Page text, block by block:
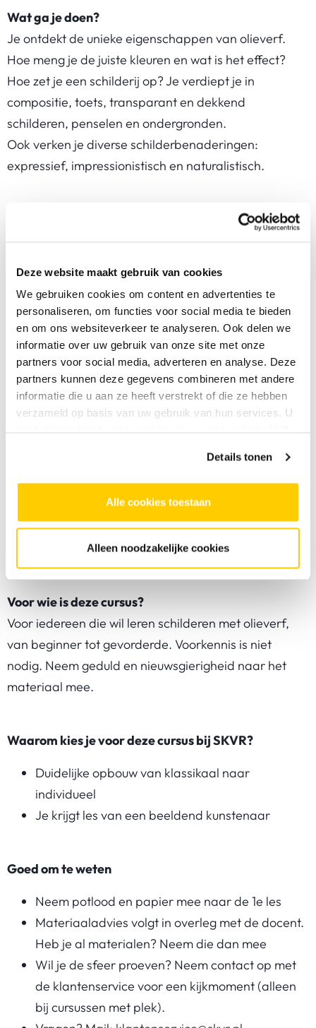
Deze website maakt gebruik van cookies
We gebruiken cookies om content en advertenties te
personaliseren, om functies voor social media te bieden
en om ons websiteverkeer te analyseren. Ook delen we
informatie over uw gebruik van onze site met onze
partners voor social media, adverteren en analyse. Deze
partners kunnen deze gegevens combineren met andere
informatie die u aan ze heeft verstrekt of die ze hebben
verzameld op basis van uw gebruik van hun services. U
Details tonen
Alle cookies toestaan
Alleen noodzakelijke cookies
Wat ga je doen?
Je ontdekt de unieke eigenschappen van olieverf.
Hoe meng je de juiste kleuren en wat is het effect?
Hoe zet je een schilderij op? Je verdiept je in
compositie, toets, transparant en dekkend
schilderen, penselen en ondergronden.
Ook verken je diverse schilderbenaderingen:
expressief, impressionistisch en naturalistisch.
begeleiding van je kunstdocent, passend bij wat jij
maken. Zo ontwikkel jij je eigen schildervaardigheden
en bouw je je repertoire op.
Wat leer je?
Kleuren mengen en begrijpen hoe kleurgebruik
samenhangt met de olieverftechniek
Een schilderij opzetten op meerdere manieren
en dun, transparant en dekkend
Werken met kwasten, penselen en verschillende
ondergronden
Expressieve, impressionistische en
naturalistische benaderingen verkennen
Voor wie is deze cursus?
Voor iedereen die wil leren schilderen met olieverf,
van beginner tot gevorderde. Voorkennis is niet
nodig. Neem geduld en nieuwsgierigheid naar het
materiaal mee.
Waarom kies je voor deze cursus bij SKVR?
Duidelijke opbouw van klassikaal naar
individueel
Je krijgt les van een beeldend kunstenaar
Goed om te weten
Neem potlood en papier mee naar de 1e les
Materiaaladvies volgt in overleg met de docent.
Heb je al materialen? Neem die dan mee
Wil je de sfeer proeven? Neem contact op met
de klantenservice voor een kijkmoment (alleen
bij cursussen met plek).